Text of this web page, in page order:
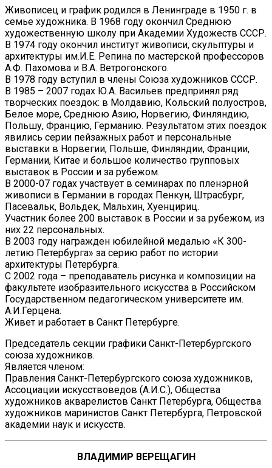
Живописец и график родился в Ленинграде в 1950 г. в
семье художника. В 1968 году окончил Среднюю
художественную школу при Академии Художеств СССР.
В 1974 году окончил институт живописи, скульптуры и
архитектуры им.И.Е. Репина по мастерской профессоров
А.Ф. Пахомова и В.А. Ветрогонского.
В 1978 году вступил в члены Союза художников СССР.
В 1985 – 2007 годах Ю.А. Васильев предпринял ряд
творческих поездок: в Молдавию, Кольский полуостров,
Белое море, Среднюю Азию, Норвегию, Финляндию,
Польшу, Францию, Германию. Результатом этих поездок
явились серии пейзажных работ и персональные
выставки в Норвегии, Польше, Финляндии, Франции,
Германии, Китае и большое количество групповых
выставок в России и за рубежом.
В 2000-07 годах участвует в семинарах по пленэрной
живописи в Германии в городах Пенкун, Штрасбург,
Пасевальк, Вольдек, Мальхин, Хуенцириц.
Участник более 200 выставок в России и за рубежом, из
них 22 персональных.
В 2003 году награжден юбилейной медалью «К 300-
летию Петербурга» за серию работ по истории
архитектуры Петербурга.
С 2002 года – преподаватель рисунка и композиции на
факультете изобразительного искусства в Российском
Государственном педагогическом университете им.
А.И.Герцена.
Живет и работает в Санкт Петербурге.
Председатель секции графики Санкт-Петербургского
союза художников.
Является членом:
Правления Санкт-Петербургского союза художников,
Ассоциации искусствоведов (А.И.С.), Общества
художников акварелистов Санкт Петербурга, Общества
художников маринистов Санкт Петербурга, Петровской
академии наук и искусств.
ВЛАДИМИР ВЕРЕЩАГИН